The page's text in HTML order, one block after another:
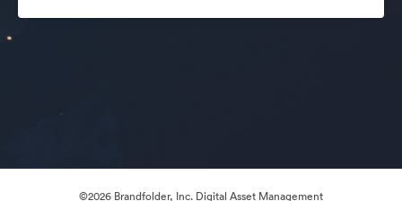
©2026 Brandfolder, Inc. Digital Asset Management